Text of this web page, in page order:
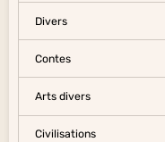
Divers
Contes
Arts divers
Civilisations